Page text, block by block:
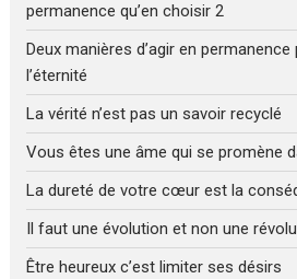
permanence qu’en choisir 2
Deux manières d’agir en
l’éternité
La vérité n’est pas un savoir recyclé
Vous êtes une âme qui se promène
La dureté de votre cœur est la
Il faut une évolution et non une
Être heureux c’est limiter ses désirs